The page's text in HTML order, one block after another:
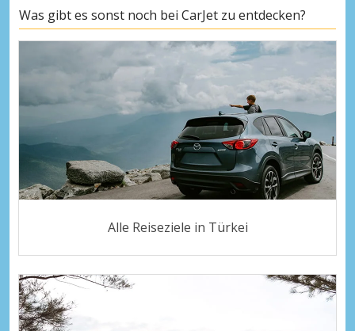
Was gibt es sonst noch bei CarJet zu entdecken?
Alle Reiseziele in Türkei